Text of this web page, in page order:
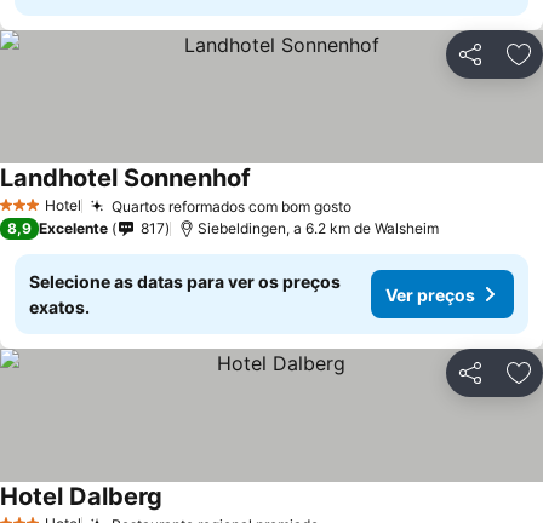
Partilhar
3 EstrelasHotel Quartos reformados com bom gostoVer preços
Landhotel Sonnenhof
8,9 Excelente 817 Siebeldingen, a 6.2 km de Walsheim
Selecione as datas para ver os preços
exatos.
Ver preços
Partilhar
Hotel Dalberg